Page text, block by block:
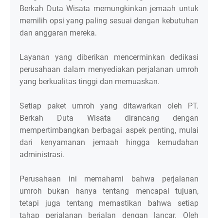
Berkah Duta Wisata memungkinkan jemaah untuk
memilih opsi yang paling sesuai dengan kebutuhan
dan anggaran mereka.
Layanan yang diberikan mencerminkan dedikasi
perusahaan dalam menyediakan perjalanan umroh
yang berkualitas tinggi dan memuaskan.
Setiap paket umroh yang ditawarkan oleh PT.
Berkah Duta Wisata dirancang dengan
mempertimbangkan berbagai aspek penting, mulai
dari kenyamanan jemaah hingga kemudahan
administrasi.
Perusahaan ini memahami bahwa perjalanan
umroh bukan hanya tentang mencapai tujuan,
tetapi juga tentang memastikan bahwa setiap
tahap perjalanan berjalan dengan lancar. Oleh